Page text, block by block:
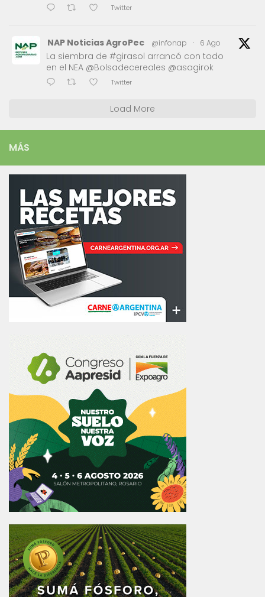
Twitter
NAP Noticias AgroPec @infonap · 6 Ago
La siembra de #girasol arrancó con todo
en el NEA @Bolsadecereales @asagirok
Twitter
Load More
MÁS